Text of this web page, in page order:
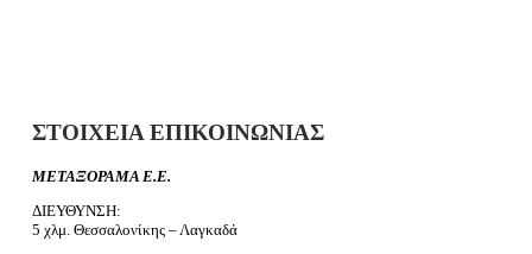
ΣΤΟΙΧΕΙΑ ΕΠΙΚΟΙΝΩΝΙΑΣ
ΜΕΤΑΞΟΡΑΜΑ Ε.Ε.
ΔΙΕΥΘΥΝΣΗ:
5 χλμ. Θεσσαλονίκης – Λαγκαδά